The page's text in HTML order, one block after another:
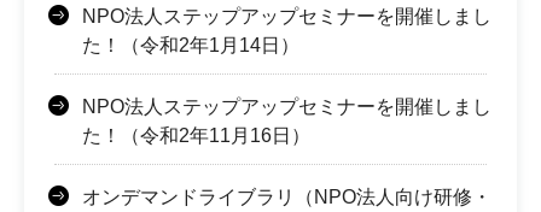
NPO法人ステップアップセミナーを開催しまし
た！（令和2年1月14日）
NPO法人ステップアップセミナーを開催しまし
た！（令和2年11月16日）
オンデマンドライブラリ（NPO法人向け研修・